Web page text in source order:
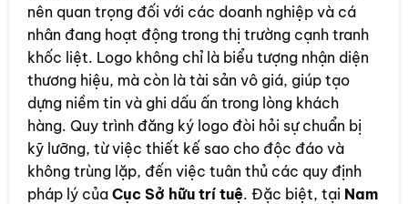
nên quan trọng đối với các doanh nghiệp và cá
nhân đang hoạt động trong thị trường cạnh tranh
khốc liệt. Logo không chỉ là biểu tượng nhận diện
thương hiệu, mà còn là tài sản vô giá, giúp tạo
dựng niềm tin và ghi dấu ấn trong lòng khách
hàng. Quy trình đăng ký logo đòi hỏi sự chuẩn bị
kỹ lưỡng, từ việc thiết kế sao cho độc đáo và
không trùng lặp, đến việc tuân thủ các quy định
pháp lý của Cục Sở hữu trí tuệ. Đặc biệt, tại Nam